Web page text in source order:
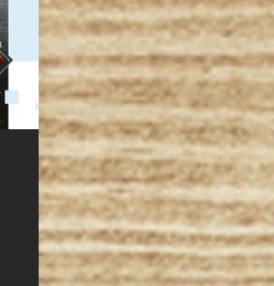
Séance de nav' du
10 avril !